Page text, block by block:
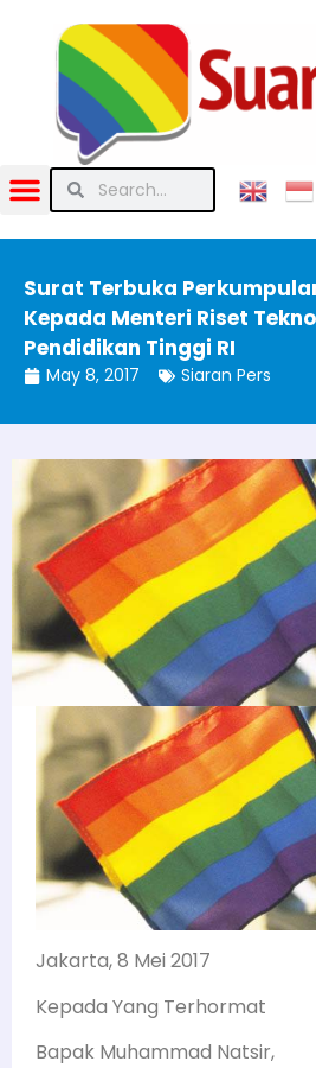
Surat Terbuka
Kepada Menteri Riset
Pendidikan Tinggi RI
May 8, 2017 Siaran Pers
Jakarta, 8 Mei 2017
Kepada Yang Terhormat
Bapak Muhammad Natsir,